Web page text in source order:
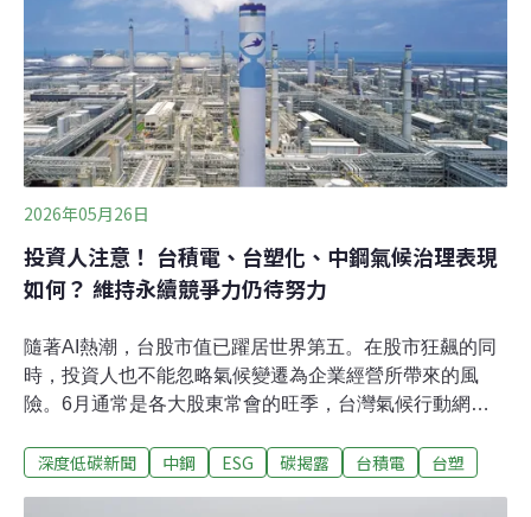
2026年05月26日
投資人注意！ 台積電、台塑化、中鋼氣候治理表現
如何？ 維持永續競爭力仍待努力
隨著AI熱潮，台股市值已躍居世界第五。在股市狂飆的同
時，投資人也不能忽略氣候變遷為企業經營所帶來的風
險。6月通常是各大股東常會的旺季，台灣氣候行動網絡
化、中鋼、台積電進行氣候治理與減碳表現評估。除了這
深度低碳新聞 中鋼 ESG 碳揭露 台積電 台塑